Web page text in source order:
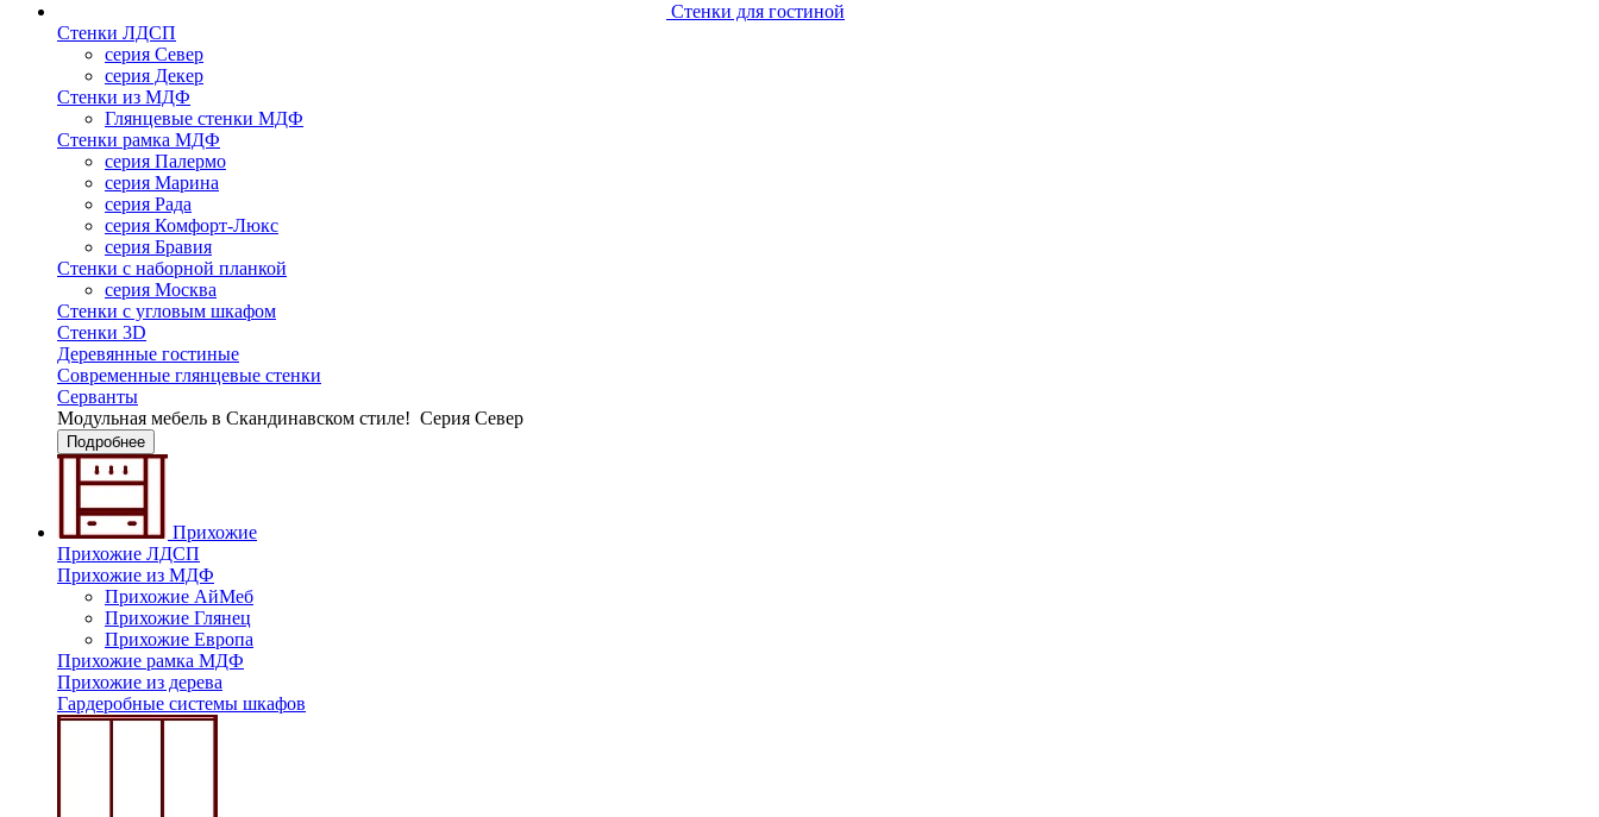
Стенки для гостиной
Стенки ЛДСП
серия Север
серия Декер
Стенки из МДФ
Глянцевые стенки МДФ
Стенки рамка МДФ
серия Палермо
серия Марина
серия Рада
серия Комфорт-Люкс
серия Бравия
Стенки с наборной планкой
серия Москва
Стенки с угловым шкафом
Стенки 3D
Деревянные гостиные
Современные глянцевые стенки
Серванты
Модульная мебель в Скандинавском стиле! Серия Север
Подробнее
Прихожие
Прихожие ЛДСП
Прихожие из МДФ
Прихожие АйМеб
Прихожие Глянец
Прихожие Европа
Прихожие рамка МДФ
Прихожие из дерева
Гардеробные системы шкафов